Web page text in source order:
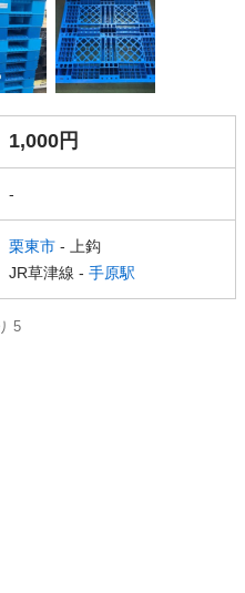
1,000円
-
栗東市 - 上鈎
JR草津線 - 手原駅
5